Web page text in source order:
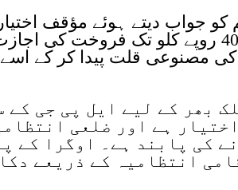
جواب دیتے ہوئے مؤقف
انہوں نے ایل پی جی ڈیلروں کو 380 سے 400 روپے کلو تک
کی مصنوعی قلت پیدا کر کے
بھر کے لیے ایل پی جی کے
ہے اور ضلعی
کی پابند ہے۔ اوگرا کے
انتظامیہ کے ذریعے